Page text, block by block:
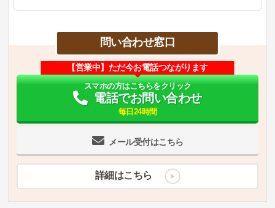
問い合わせ窓口
メール受付はこちら
【営業中】ただ今お電話つながります
スマホの方はこちらをクリック
電話でお問い合わせ
毎日24時間
詳細はこちら